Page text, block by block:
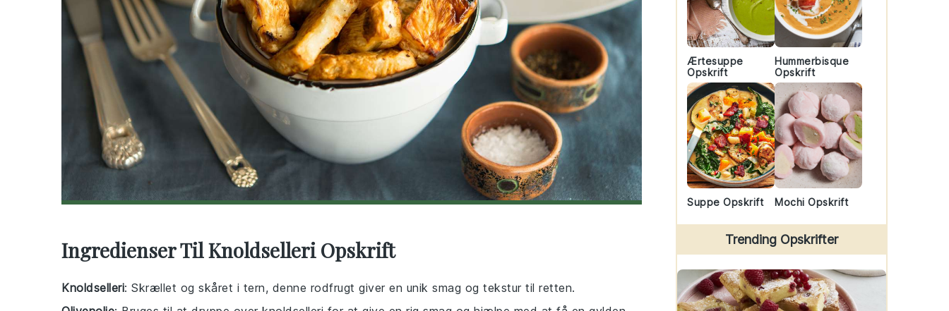
Ingredienser Til Knoldselleri Opskrift
Knoldselleri: Skrællet og skåret i tern, denne rodfrugt giver en unik smag og tekstur til retten.
Ærtesuppe
Opskrift
Hummerbisque
Opskrift
Suppe Opskrift Mochi Opskrift
Trending Opskrifter